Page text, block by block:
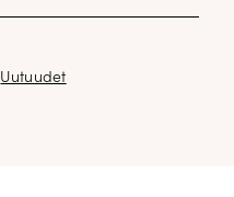
Uutuudet